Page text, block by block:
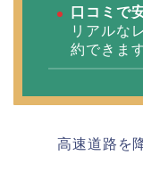
口コミで
リアルな
約できます
高速道路を